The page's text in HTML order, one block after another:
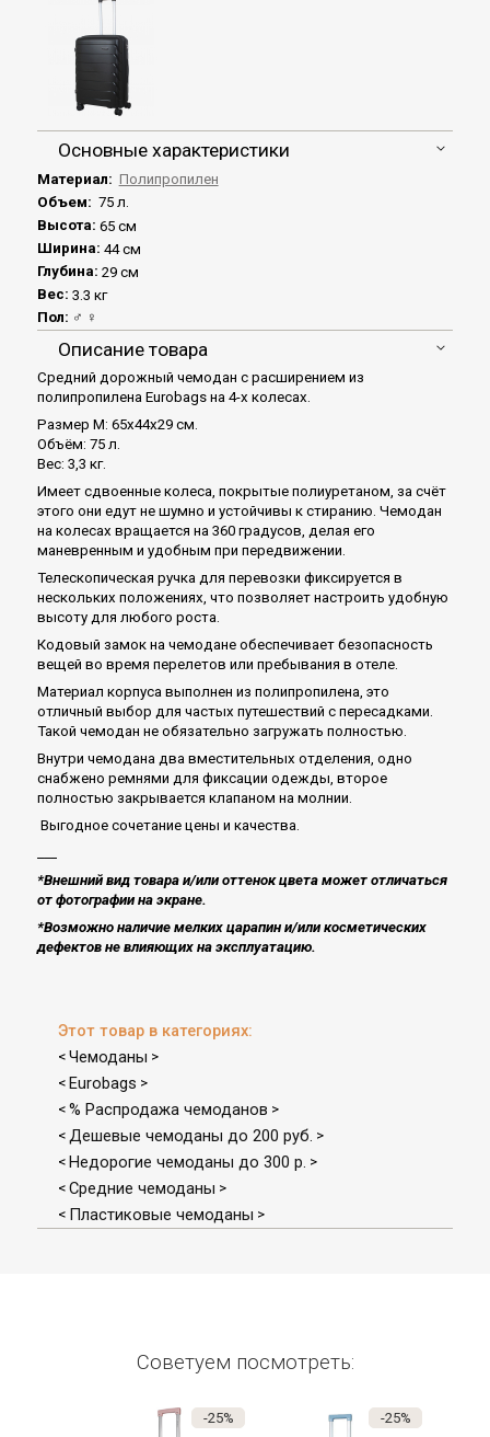
Основные характеристики
Материал: Полипропилен
Объем: 75 л.
Высота: 65 см
Ширина: 44 см
Глубина: 29 см
Вес: 3.3 кг
Пол: ♂ ♀
Описание товара
Средний дорожный чемодан с расширением из
полипропилена Eurobags на 4-х колесах.
Размер M: 65x44x29 см.
Объём: 75 л.
Вес: 3,3 кг.
Имеет сдвоенные колеса, покрытые полиуретаном, за счёт
этого они едут не шумно и устойчивы к стиранию. Чемодан
на колесах вращается на 360 градусов, делая его
маневренным и удобным при передвижении.
Телескопическая ручка для перевозки фиксируется в
нескольких положениях, что позволяет настроить удобную
высоту для любого роста.
Кодовый замок на чемодане обеспечивает безопасность
вещей во время перелетов или пребывания в отеле.
Материал корпуса выполнен из полипропилена, это
отличный выбор для частых путешествий с пересадками.
Такой чемодан не обязательно загружать полностью.
Внутри чемодана два вместительных отделения, одно
снабжено ремнями для фиксации одежды, второе
полностью закрывается клапаном на молнии.
Выгодное сочетание цены и качества.
*Внешний вид товара и/или оттенок цвета может отличаться
от фотографии на экране.
*Возможно наличие мелких царапин и/или косметических
дефектов не влияющих на эксплуатацию​.
Этот товар в категориях:
< Чемоданы >
< Eurobags >
< % Распродажа чемоданов >
< Дешевые чемоданы до 200 руб. >
< Недорогие чемоданы до 300 р. >
< Средние чемоданы >
< Пластиковые чемоданы >
Советуем посмотреть:
-25% -25%